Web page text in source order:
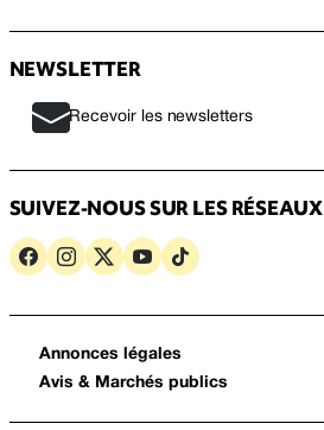
NEWSLETTER
Recevoir les newsletters
SUIVEZ-NOUS SUR LES RÉSEAUX
Annonces légales
Avis & Marchés publics